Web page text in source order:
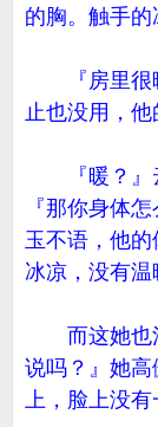
的胸。触手的
『房里很暖
止也没用，他
『暖？』云
『那你身体
玉不语，他
冰凉，没有温
而这她也清
说吗？』她
上，脸上没有